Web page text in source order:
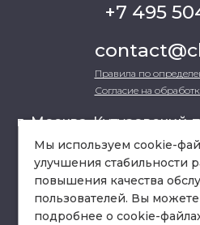
+7 495
Правила по
Согласие на
г. Москва, Кутузовский
офис
схема
Мы используем cookie-
улучшения стабильности
повышения качества
пользователей. Вы
подробнее о cookie-